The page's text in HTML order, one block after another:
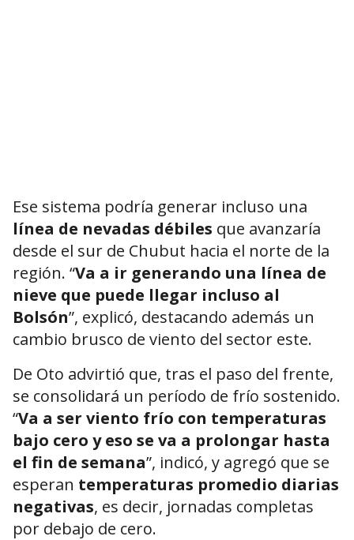
Ese sistema podría generar incluso una
línea de nevadas débiles que avanzaría
desde el sur de Chubut hacia el norte de la
región. “Va a ir generando una línea de
nieve que puede llegar incluso al
Bolsón”, explicó, destacando además un
cambio brusco de viento del sector este.
De Oto advirtió que, tras el paso del frente,
se consolidará un período de frío sostenido.
“Va a ser viento frío con temperaturas
bajo cero y eso se va a prolongar hasta
el fin de semana”, indicó, y agregó que se
esperan temperaturas promedio diarias
negativas, es decir, jornadas completas
por debajo de cero.